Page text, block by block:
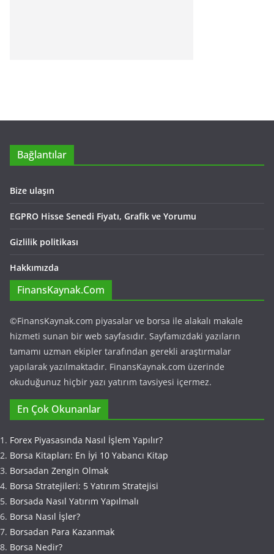
Bağlantılar
Bize ulaşın
EGPRO Hisse Senedi Fiyatı, Grafik ve Yorumu
Gizlilik politikası
Hakkımızda
FinansKaynak.Com
©FinansKaynak.com piyasalar ve borsa ile alakalı makale
hizmeti sunan bir web sayfasıdır. Sayfamızdaki yazıların
tamamı uzman ekipler tarafından gerekli araştırmalar
yapılarak yazılmaktadır. FinansKaynak.com üzerinde
okuduğunuz hiçbir yazı yatırım tavsiyesi içermez.
En Çok Okunanlar
Forex Piyasasında Nasıl İşlem Yapılır?
Borsa Kitapları: En İyi 10 Yabancı Kitap
Borsadan Zengin Olmak
Borsa Stratejileri: 5 Yatırım Stratejisi
Borsada Nasıl Yatırım Yapılmalı
Borsa Nasıl İşler?
Borsadan Para Kazanmak
Borsa Nedir?